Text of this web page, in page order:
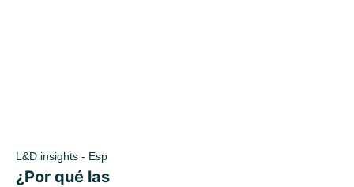
L&D insights - Esp
¿Por qué las